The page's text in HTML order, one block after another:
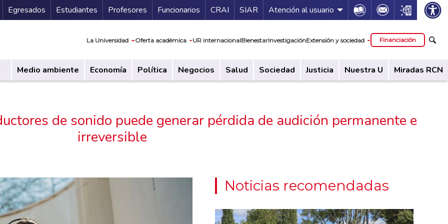
Secundario
Egresados Estudiantes Profesores Funcionarios Guía de servicios
CRAI SIAR Atención al usuario Icon Icon Icon
La Universidad Oferta académica UR internacionalBienestarInvestigaciónExtensión y sociedad Financiación
Medio ambiente Economía Política Negocios Salud Sociedad Justicia Nuestra U Miradas RCN
de sonido puede generar pérdida de audición permanente e
irreversible
Noticias recomendadas